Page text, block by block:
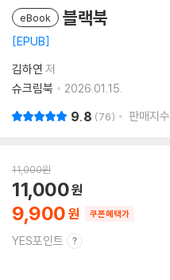
eBook 블랙북
EPUB
김하연 저
슈크림북
2026.01.15.
9.8 76 판매지수
11,000원
9,900
11,000
쿠폰혜택가
YES포인트